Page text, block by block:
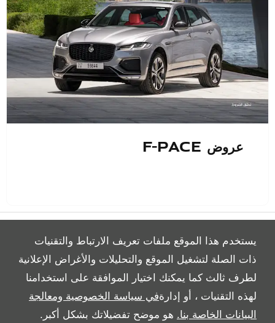
يستخدم هذا الموقع ملفات تعريف الارتباط والتقنيات
ذات الصلة لتشغيل الموقع والتحليلات والأغراض الإعلانية
لطرف ثالث كما يمكنك اختيار الموافقة على استخدامنا
لهذه التقنيات ، أو إدارةفي سياسة الخصوصية ومعالجة
البيانات الخاصة بنا. هو موضح تفضيلاتك بشكل أكبر.
عروض F-Pace
All Rights Reserved
Follow Al Tayer Motors